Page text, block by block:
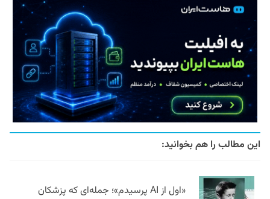
این مطالب را هم بخوانید:
«اول از AI پرسیدم»؛ جمله‌ای که پزشکان